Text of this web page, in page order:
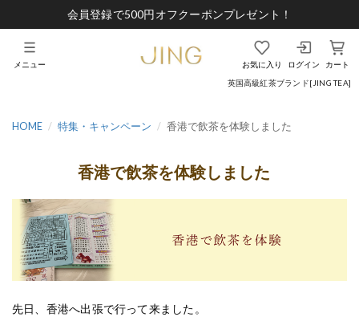
会員登録で500円オフクーポンプレゼント！
英国高級紅茶ブランド[JING TEA]
お気に入り ログイン カート
メニュー
HOME 特集・キャンペーン 香港で飲茶を体験しました
香港で飲茶を体験しました
先日、香港へ出張で行って来ました。